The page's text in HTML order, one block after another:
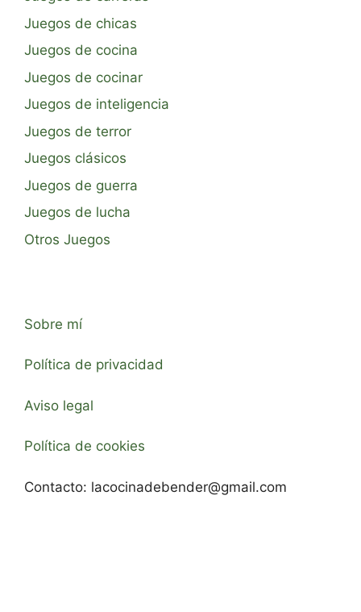
Juegos de chicas
Juegos de cocina
Juegos de cocinar
Juegos de inteligencia
Juegos de terror
Juegos clásicos
Juegos de guerra
Juegos de lucha
Otros Juegos
Sobre mí
Política de privacidad
Aviso legal
Política de cookies
Contacto: lacocinadebender@gmail.com